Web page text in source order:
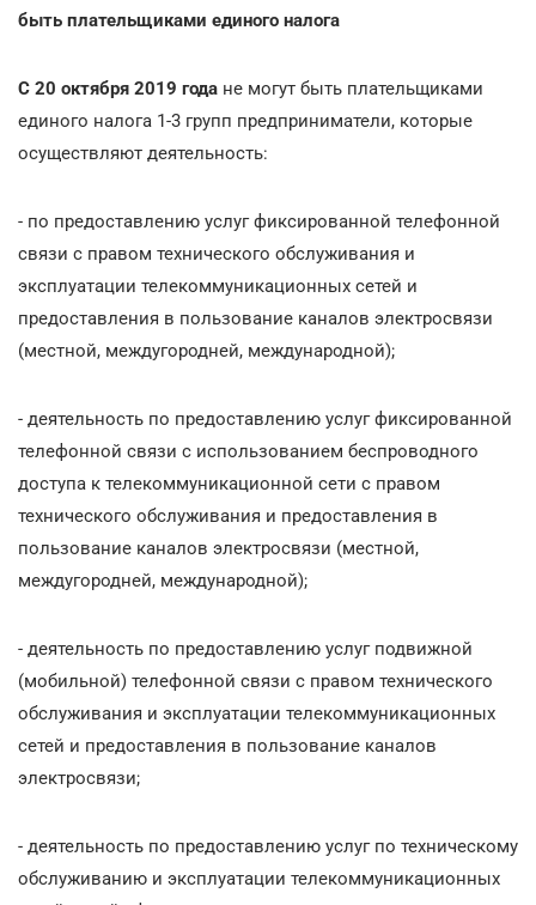
быть плательщиками единого налога
С 20 октября 2019 года не могут быть плательщиками
единого налога 1-3 групп предприниматели, которые
осуществляют деятельность:
- по предоставлению услуг фиксированной телефонной
связи с правом технического обслуживания и
эксплуатации телекоммуникационных сетей и
предоставления в пользование каналов электросвязи
(местной, междугородней, международной);
- деятельность по предоставлению услуг фиксированной
телефонной связи с использованием беспроводного
доступа к телекоммуникационной сети с правом
технического обслуживания и предоставления в
пользование каналов электросвязи (местной,
междугородней, международной);
- деятельность по предоставлению услуг подвижной
(мобильной) телефонной связи с правом технического
обслуживания и эксплуатации телекоммуникационных
сетей и предоставления в пользование каналов
электросвязи;
- деятельность по предоставлению услуг по техническому
обслуживанию и эксплуатации телекоммуникационных